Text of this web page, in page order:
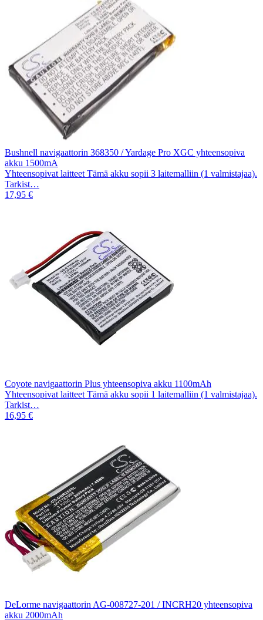
Bushnell navigaattorin 368350 / Yardage Pro XGC yhteensopiva
akku 1500mA
Yhteensopivat laitteet Tämä akku sopii 3 laitemalliin (1 valmistajaa).
Tarkist…
17,95 €
Coyote navigaattorin Plus yhteensopiva akku 1100mAh
Yhteensopivat laitteet Tämä akku sopii 1 laitemalliin (1 valmistajaa).
Tarkist…
16,95 €
DeLorme navigaattorin AG-008727-201 / INCRH20 yhteensopiva
akku 2000mAh